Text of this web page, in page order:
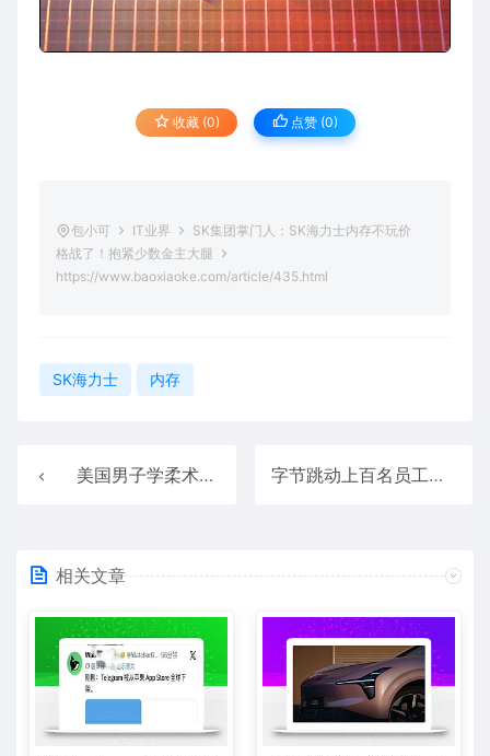
收藏 (0) 点赞 (0)
包小可 IT业界
SK集团掌门人：SK海力士内存不玩价
格战了！抱紧少数金主大腿
https://www.baoxiaoke.com/article/435.html
SK海力士 内存
美国男子学柔术被黑带教练“打到”高位截瘫：获赔4亿元 字节跳动上百名员工食物中毒 供应商被告28000元
相关文章